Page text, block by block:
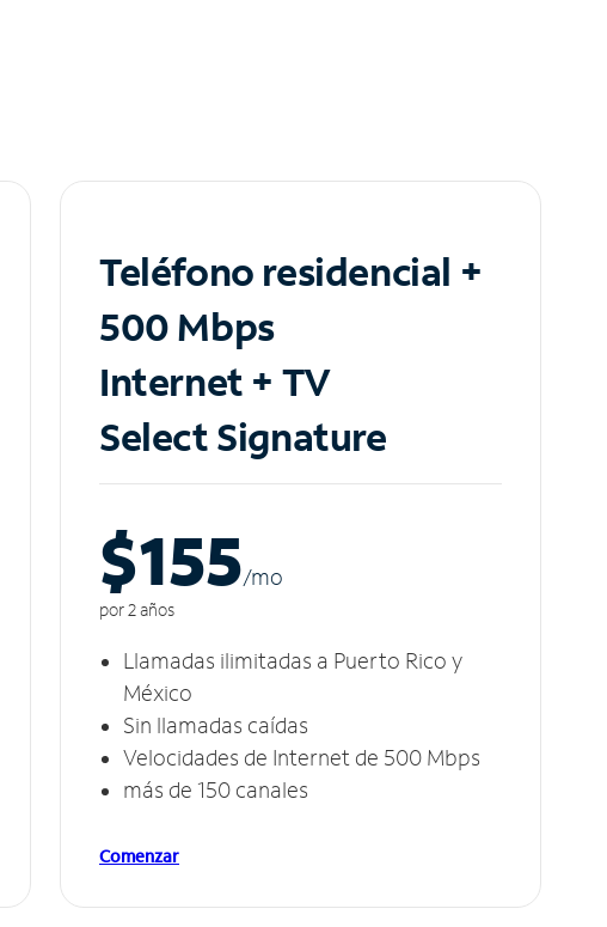
Teléfono residencial +
500 Mbps
Internet + TV
Select Signature
$155/mo
por 2 años
Llamadas ilimitadas a Puerto Rico y
México
Sin llamadas caídas
Velocidades de Internet de 500 Mbps
más de 150 canales
Comenzar